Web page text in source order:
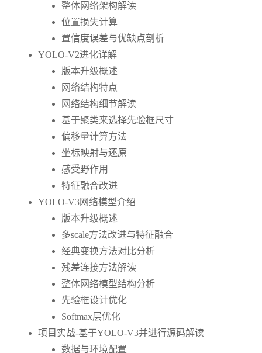
整体网络架构解读
位置损失计算
置信度误差与优缺点剖析
YOLO-V2进化详解
版本升级概述
网络结构特点
网络结构细节解读
基于聚类来选择先验框尺寸
偏移量计算方法
坐标映射与还原
感受野作用
特征融合改进
YOLO-V3网络模型介绍
版本升级概述
多scale方法改进与特征融合
经典变换方法对比分析
残差连接方法解读
整体网络模型结构分析
先验框设计优化
Softmax层优化
项目实战-基于YOLO-V3并进行源码解读
数据与环境配置